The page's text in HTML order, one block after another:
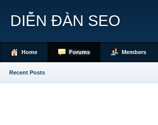
DIỄN ĐÀN SEO
Home Forums
Recent Posts
Members